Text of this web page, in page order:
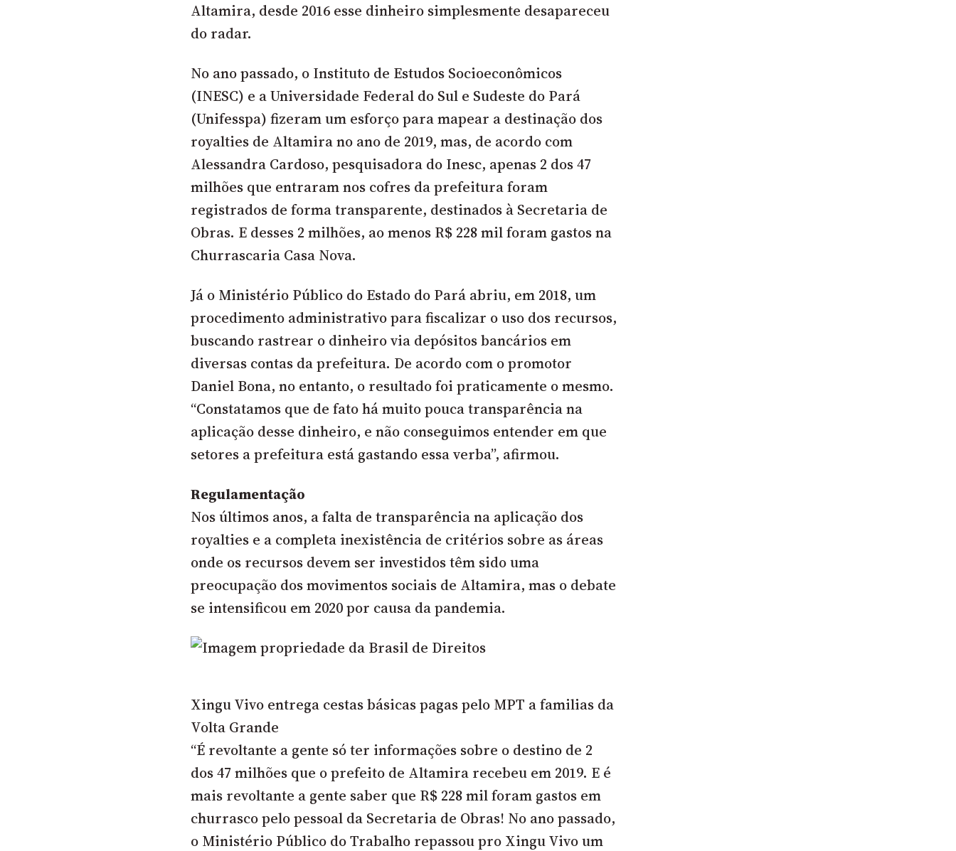
Altamira, desde 2016 esse dinheiro simplesmente desapareceu
do radar.
No ano passado, o Instituto de Estudos Socioeconômicos
(INESC) e a Universidade Federal do Sul e Sudeste do Pará
(Unifesspa) fizeram um esforço para mapear a destinação dos
royalties de Altamira no ano de 2019, mas, de acordo com
Alessandra Cardoso, pesquisadora do Inesc, apenas 2 dos 47
milhões que entraram nos cofres da prefeitura foram
registrados de forma transparente, destinados à Secretaria de
Obras. E desses 2 milhões, ao menos R$ 228 mil foram gastos na
Churrascaria Casa Nova.
Já o Ministério Público do Estado do Pará abriu, em 2018, um
procedimento administrativo para fiscalizar o uso dos recursos,
buscando rastrear o dinheiro via depósitos bancários em
diversas contas da prefeitura. De acordo com o promotor
Daniel Bona, no entanto, o resultado foi praticamente o mesmo.
“Constatamos que de fato há muito pouca transparência na
aplicação desse dinheiro, e não conseguimos entender em que
setores a prefeitura está gastando essa verba”, afirmou.
Regulamentação
Nos últimos anos, a falta de transparência na aplicação dos
royalties e a completa inexistência de critérios sobre as áreas
onde os recursos devem ser investidos têm sido uma
preocupação dos movimentos sociais de Altamira, mas o debate
se intensificou em 2020 por causa da pandemia.
Xingu Vivo entrega cestas básicas pagas pelo MPT a familias da
Volta Grande
“É revoltante a gente só ter informações sobre o destino de 2
dos 47 milhões que o prefeito de Altamira recebeu em 2019. E é
mais revoltante a gente saber que R$ 228 mil foram gastos em
churrasco pelo pessoal da Secretaria de Obras! No ano passado,
o Ministério Público do Trabalho repassou pro Xingu Vivo um